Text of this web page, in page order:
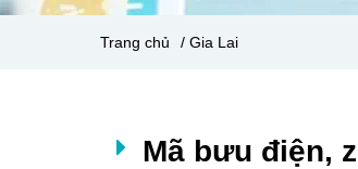
Trang chủ / Gia Lai
Mã bưu điện,